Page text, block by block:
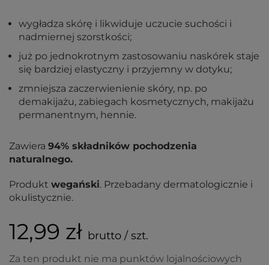
wygładza skórę i likwiduje uczucie suchości i
nadmiernej szorstkości;
już po jednokrotnym zastosowaniu naskórek staje
się bardziej elastyczny i przyjemny w dotyku;
zmniejsza zaczerwienienie skóry, np. po
demakijażu, zabiegach kosmetycznych, makijażu
permanentnym, hennie.
Zawiera 94% składników pochodzenia
naturalnego.
Produkt wegański. Przebadany dermatologicznie i
okulistycznie.
12,99 zł brutto / szt.
Za ten produkt nie ma punktów lojalnościowych